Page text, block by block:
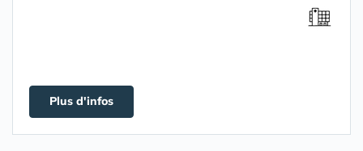
Plus d'infos